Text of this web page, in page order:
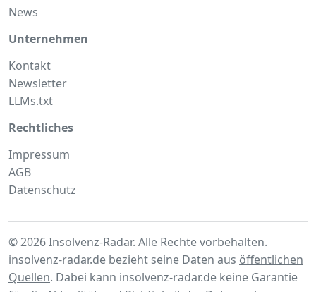
News
Unternehmen
Kontakt
Newsletter
LLMs.txt
Rechtliches
Impressum
AGB
Datenschutz
© 2026 Insolvenz-Radar. Alle Rechte vorbehalten.
insolvenz-radar.de bezieht seine Daten aus öffentlichen
Quellen. Dabei kann insolvenz-radar.de keine Garantie